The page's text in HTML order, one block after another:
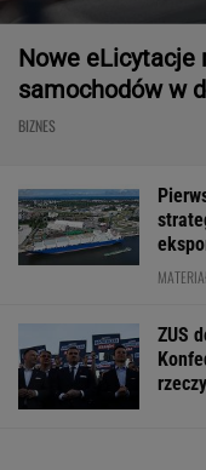
Nowe eLicytacje
samochodów w
BIZNES
ZUS
rzeczy